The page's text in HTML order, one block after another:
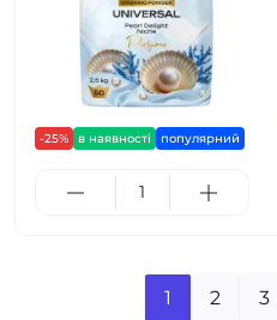
-25% в наявності популярний
1 2 3